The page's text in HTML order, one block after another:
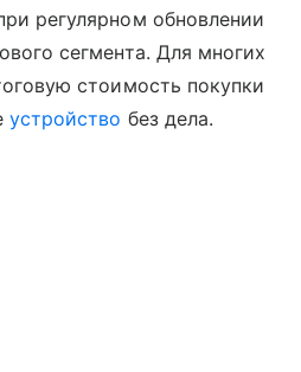
регулярном обновлении
сегмента. Для многих
стоимость покупки
устройство без дела.